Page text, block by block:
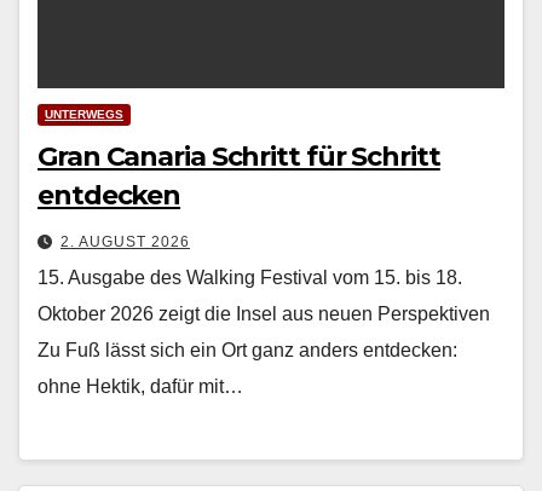
UNTERWEGS
Gran Canaria Schritt für Schritt
entdecken
2. AUGUST 2026
15. Ausgabe des Walking Festival vom 15. bis 18.
Oktober 2026 zeigt die Insel aus neuen Perspektiven
Zu Fuß lässt sich ein Ort ganz anders ent­deck­en:
ohne Hek­tik, dafür mit…